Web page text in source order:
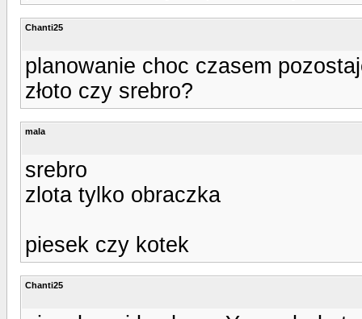
Chanti25
planowanie choc czasem
złoto czy srebro?
mala
srebro
zlota tylko obraczka
piesek czy kotek
Chanti25